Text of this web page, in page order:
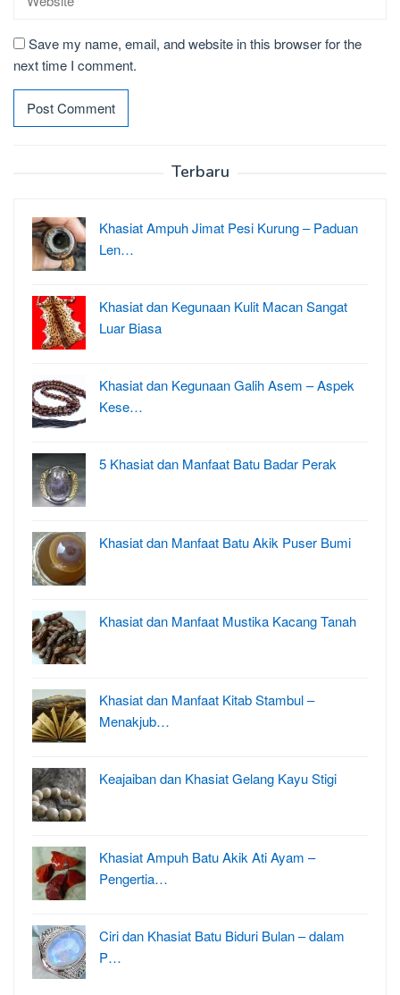
Save my name, email, and website in this browser for the
next time I comment.
Terbaru
Khasiat Ampuh Jimat Pesi Kurung – Paduan
Len…
Khasiat dan Kegunaan Kulit Macan Sangat
Luar Biasa
Khasiat dan Kegunaan Galih Asem – Aspek
Kese…
5 Khasiat dan Manfaat Batu Badar Perak
Khasiat dan Manfaat Batu Akik Puser Bumi
Khasiat dan Manfaat Mustika Kacang Tanah
Khasiat dan Manfaat Kitab Stambul –
Menakjub…
Keajaiban dan Khasiat Gelang Kayu Stigi
Khasiat Ampuh Batu Akik Ati Ayam –
Pengertia…
Ciri dan Khasiat Batu Biduri Bulan – dalam
P…